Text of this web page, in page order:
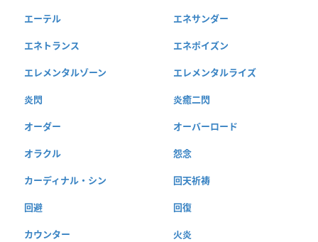
エーテル エネサンダー
エネトランス エネポイズン
エレメンタルゾーン エレメンタルライズ
炎閃 炎癒二閃
オーダー オーバーロード
オラクル 怨念
カーディナル・シン 回天祈祷
回避 回復
カウンター 火炎